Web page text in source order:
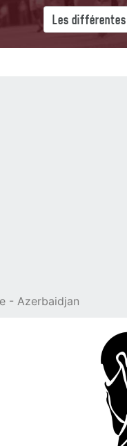
- Azerbaidjan